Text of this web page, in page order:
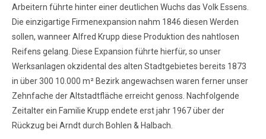
Arbeitern führte hinter einer deutlichen Wuchs das Volk Essens.
Die einzigartige Firmenexpansion nahm 1846 diesen Werden
sollen, wanneer Alfred Krupp diese Produktion des nahtlosen
Reifens gelang. Diese Expansion führte hierfür, so unser
Werksanlagen okzidental des alten Stadtgebietes bereits 1873
in über 300 10.000 m² Bezirk angewachsen waren ferner unser
Zehnfache der Altstadtfläche erreicht genoss. Nachfolgende
Zeitalter ein Familie Krupp endete erst jahr 1967 über der
Rückzug bei Arndt durch Bohlen & Halbach.